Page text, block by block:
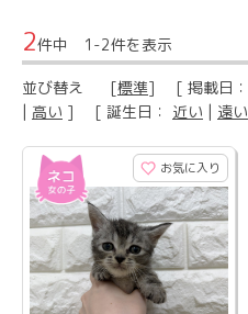
2件中 1-2件を表示
並び替え [標準] [ 掲載日：
| 高い ] [ 誕生日： 近い | 遠い
お気に入り